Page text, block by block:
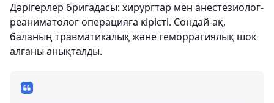
Дәрігерлер бригадасы: хирургтар мен анестезиолог-
реаниматолог операцияға кірісті. Сондай-ақ,
баланың травматикалық және геморрагиялық шок
алғаны анықталды.